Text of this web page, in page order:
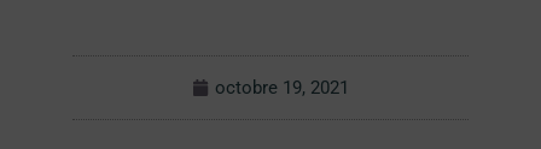
octobre 19, 2021